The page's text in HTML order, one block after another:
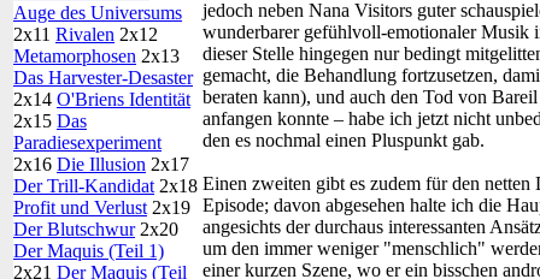
Auge des Universums
2x11 Rivalen 2x12
Metamorphosen 2x13
Das Harvester-Desaster
2x14 O'Briens Identität
2x15 Das
Paradiesexperiment
2x16 Die Illusion 2x17
Der Trill-Kandidat 2x18
Profit und Verlust 2x19
Der Blutschwur2x20
Der Maquis (Teil 1)
2x21 Der Maquis (Teil
jedoch neben Nana Visitors guter
wunderbarer gefühlvoll-emotionaler Musik
dieser Stelle hingegen nur bedingt
gemacht, die Behandlung fortzusetzen,
beraten kann), und auch den Tod von
anfangen konnte – habe ich jetzt nicht
den es nochmal einen Pluspunkt gab.
Einen zweiten gibt es zudem für den
Episode; davon abgesehen halte ich die
angesichts der durchaus interessanten
um den immer weniger "menschlich"
einer kurzen Szene, wo er ein bisschen